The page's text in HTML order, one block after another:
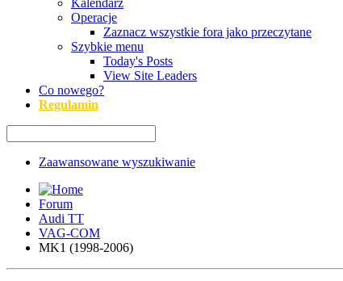
Operacje
Zaznacz wszystkie fora jako przeczytane
Szybkie menu
Today's Posts
View Site Leaders
Co nowego?
Regulamin
Zaawansowane wyszukiwanie
Forum
Audi TT
VAG-COM
MK1 (1998-2006)